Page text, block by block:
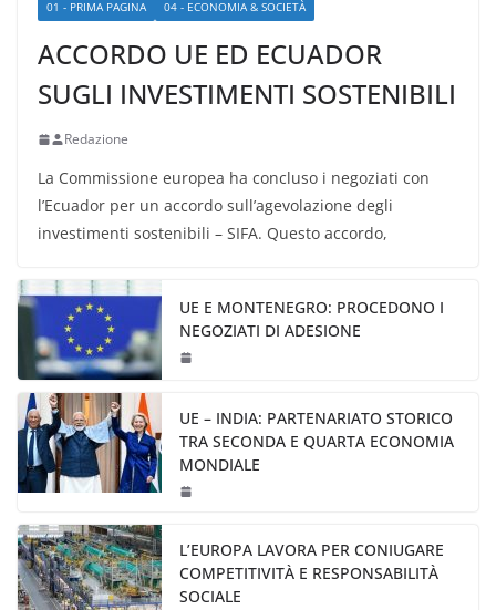
01 - PRIMA PAGINA 04 - ECONOMIA & SOCIETÀ
ACCORDO UE ED ECUADOR
SUGLI INVESTIMENTI SOSTENIBILI
Redazione
La Commissione europea ha concluso i negoziati con
l’Ecuador per un accordo sull’agevolazione degli
investimenti sostenibili – SIFA. Questo accordo,
UE E MONTENEGRO: PROCEDONO I
NEGOZIATI DI ADESIONE
UE – INDIA: PARTENARIATO STORICO
TRA SECONDA E QUARTA ECONOMIA
MONDIALE
L’EUROPA LAVORA PER CONIUGARE
COMPETITIVITÀ E RESPONSABILITÀ
SOCIALE